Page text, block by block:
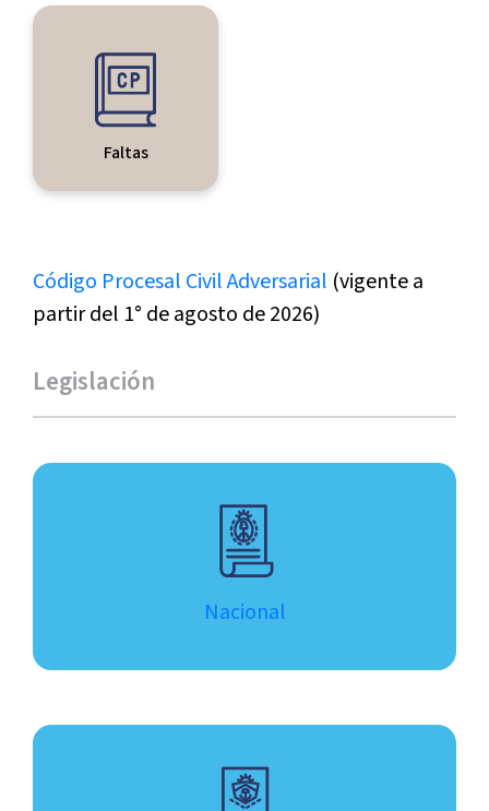
Faltas
Código Procesal Civil Adversarial (vigente a
partir del 1° de agosto de 2026)
Legislación
Nacional